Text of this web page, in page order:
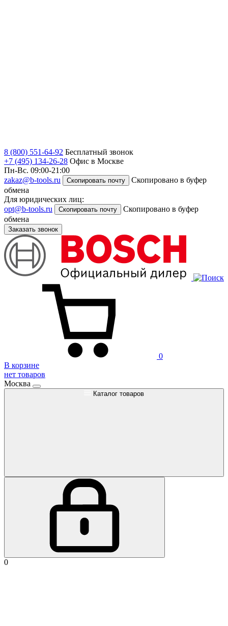
8 (800) 551-64-92 Бесплатный звонок
+7 (495) 134-26-28 Офис в Москве
Пн-Вс. 09:00-21:00
zakaz@b-tools.ru
Скопировать почту
Скопировано в буфер
обмена
Для юридических лиц:
opt@b-tools.ru
Скопировать почту
Скопировано в буфер
обмена
Заказать звонок
0
В корзине
нет товаров
Москва
Каталог товаров
0